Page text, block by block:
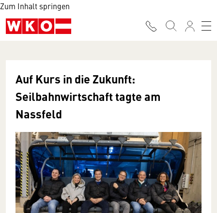
Zum Inhalt springen
Auf Kurs in die Zukunft:
Seilbahnwirtschaft tagte am
Nassfeld